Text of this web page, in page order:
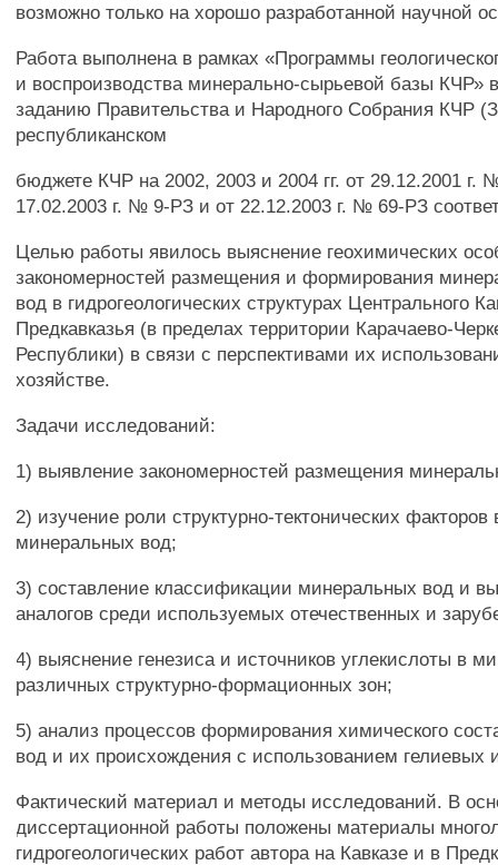
возможно только на хорошо разработанной научной
Работа выполнена в рамках «Программы
и воспроизводства минерально-сырьевой базы КЧР» в
заданию Правительства и Народного Собрания КЧР
республиканском
бюджете КЧР на 2002, 2003 и 2004 гг. от 29.12.2001 г.
17.02.2003 г. № 9-РЗ и от 22.12.2003 г. № 69-РЗ
Целью работы явилось выяснение геохимических
закономерностей размещения и формирования
вод в гидрогеологических структурах Центрального
Предкавказья (в пределах территории Карачаево-
Республики) в связи с перспективами их
хозяйстве.
Задачи исследований:
1) выявление закономерностей размещения
2) изучение роли структурно-тектонических
минеральных вод;
3) составление классификации минеральных вод и
аналогов среди используемых отечественных и
4) выяснение генезиса и источников углекислоты в
различных структурно-формационных зон;
5) анализ процессов формирования химического
вод и их происхождения с использованием гелиевых
Фактический материал и методы исследований. В
диссертационной работы положены материалы
гидрогеологических работ автора на Кавказе и в